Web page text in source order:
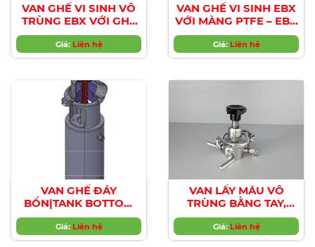
VAN GHẾ VI SINH VÔ
TRÙNG EBX VỚI GHẾ
VAN MONOBLOC PTFE
| EBX ASEPTIC SEAT
VALVES WITH
SEAT
Giá: Liên hệ
VAN GHẾ VI SINH EBX
VỚI MÀNG PTFE – EBX
ASEPTIC SEAT VALVES
WITH PTFE
DIAPHRAGM
Giá: Liên hệ
VAN GHẾ ĐÁY
BỒN|TANK BOTTOM
SEAT VALVES
Giá: Liên hệ
VAN LẤY MẪU VÔ
TRÙNG BẰNG TAY,
KHÔNG CÓ VÙNG
CHẾT, DÙNG CHO BỒN
HOẶC ỐNG| ASEPTIC
Giá: Liên hệ